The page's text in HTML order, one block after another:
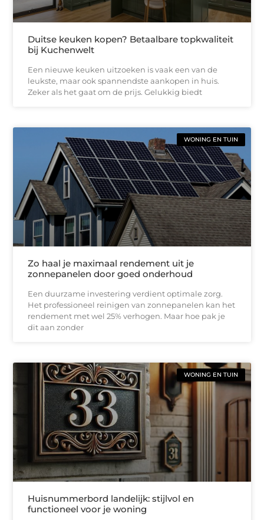
Duitse keuken kopen? Betaalbare topkwaliteit
bij Kuchenwelt
Een nieuwe keuken uitzoeken is vaak een van de
leukste, maar ook spannendste aankopen in huis.
Zeker als het gaat om de prijs. Gelukkig biedt
WONING EN TUIN
Zo haal je maximaal rendement uit je
zonnepanelen door goed onderhoud
Een duurzame investering verdient optimale zorg.
Het professioneel reinigen van zonnepanelen kan het
rendement met wel 25% verhogen. Maar hoe pak je
dit aan zonder
WONING EN TUIN
Huisnummerbord landelijk: stijlvol en
functioneel voor je woning